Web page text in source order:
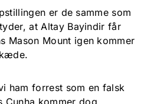
er de samme som
at Altay Bayindir får
Mason Mount igen kommer
ham forrest som en falsk
Cunha kommer dog